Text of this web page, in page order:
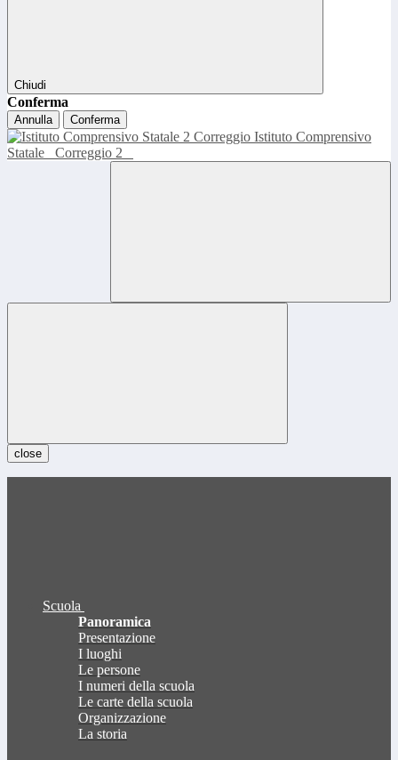
Chiudi
Conferma
Annulla Conferma
Istituto Comprensivo
Statale
Correggio 2
close
Scuola
Panoramica
Presentazione
I luoghi
Le persone
I numeri della scuola
Le carte della scuola
Organizzazione
La storia